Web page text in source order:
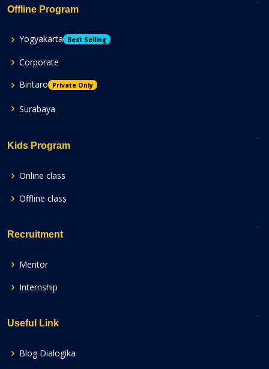
Offline Program
Yogyakarta Best Selling
Corporate
Bintaro
Private Only
Surabaya
Kids Program
Online class
Offline class
Recruitment
Mentor
Internship
Useful Link
Blog Dialogika